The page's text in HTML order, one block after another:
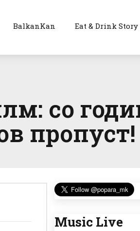
BalkanKan Eat & Drink Story
со
пропуст!
Music Live